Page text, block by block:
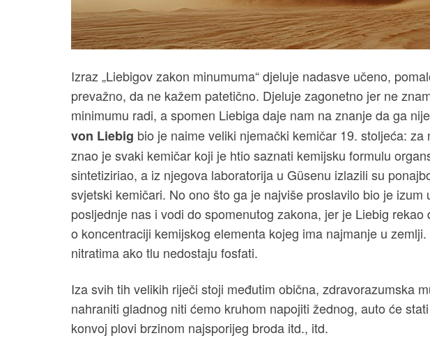
Izraz „Liebigov zakon minumuma“ djeluje nadasve učeno,
prevažno, da ne kažem patetično. Djeluje zagonetno jer ne
minimumu radi, a spomen Liebiga daje nam na znanje da ga
von Liebig bio je naime veliki njemački kemičar 19. stoljeća:
znao je svaki kemičar koji je htio saznati kemijsku formulu
sintetiziriao, a iz njegova laboratorija u Güsenu izlazili su
svjetski kemičari. No ono što ga je najviše proslavilo bio je izum
posljednje nas i vodi do spomenutog zakona, jer je Liebig
o koncentraciji kemijskog elementa kojeg ima najmanje u
nitratima ako tlu nedostaju fosfati.
Iza svih tih velikih riječi stoji međutim obična, zdravorazumska
nahraniti gladnog niti ćemo kruhom napojiti žednog, auto će
konvoj plovi brzinom najsporijeg broda itd., itd.